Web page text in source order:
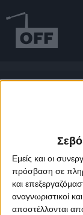
Εμείς και οι
πρόσβαση σε
και
αναγνωριστικοί
αποστέλλονται
About Offradio
Designed &